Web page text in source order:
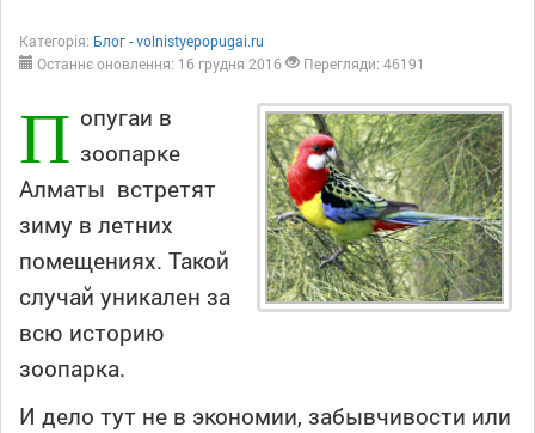
Категорія: Блог - volnistyepopugai.ru
Останнє оновлення: 16 грудня 2016
Перегляди: 46191
П опугаи в
зоопарке
Алматы встретят
зиму в летних
помещениях. Такой
случай уникален за
всю историю
зоопарка.
И дело тут не в экономии, забывчивости или